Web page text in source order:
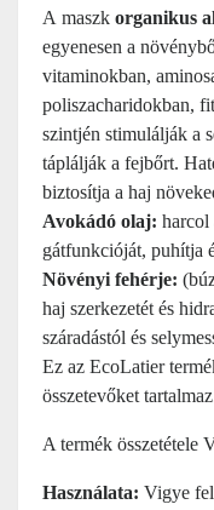
A maszk organikus
egyenesen a
vitaminokban,
poliszacharidokban,
szintjén stimulálják a
táplálják a fejbőrt.
biztosítja a haj
Avokádó olaj: harcol
gátfunkcióját, puhítja
Növényi fehérje:
haj szerkezetét és
száradástól és
Ez az EcoLatier
összetevőket
A termék összetétele
Használata: Vigye